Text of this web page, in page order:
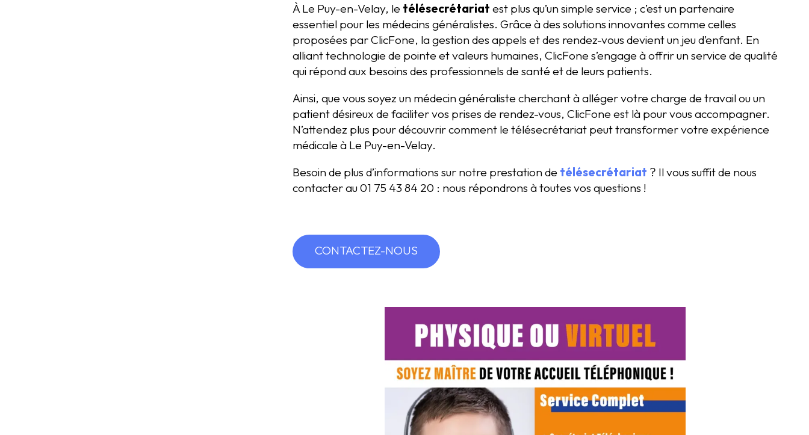
À Le Puy-en-Velay, le télésecrétariat est plus qu’un simple service ; c’est un partenaire
essentiel pour les médecins généralistes. Grâce à des solutions innovantes comme celles
proposées par ClicFone, la gestion des appels et des rendez-vous devient un jeu d’enfant. En
alliant technologie de pointe et valeurs humaines, ClicFone s’engage à offrir un service de qualité
qui répond aux besoins des professionnels de santé et de leurs patients.
Ainsi, que vous soyez un médecin généraliste cherchant à alléger votre charge de travail ou un
patient désireux de faciliter vos prises de rendez-vous, ClicFone est là pour vous accompagner.
N’attendez plus pour découvrir comment le télésecrétariat peut transformer votre expérience
médicale à Le Puy-en-Velay.
Besoin de plus d’informations sur notre prestation de télésecrétariat ? Il vous suffit de nous
contacter au 01 75 43 84 20 : nous répondrons à toutes vos questions !
CONTACTEZ-NOUS